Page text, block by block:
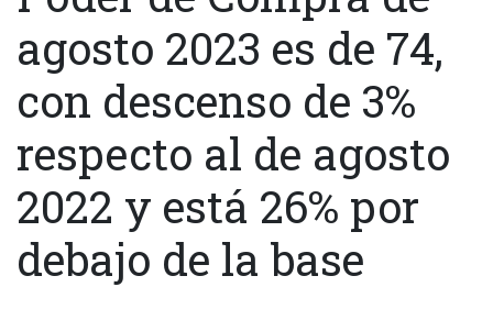
agosto 2023 es de 74,
con descenso de 3%
respecto al de agosto
2022 y está 26% por
debajo de la base